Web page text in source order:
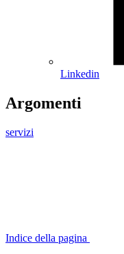
Linkedin
Argomenti
servizi
Indice della pagina